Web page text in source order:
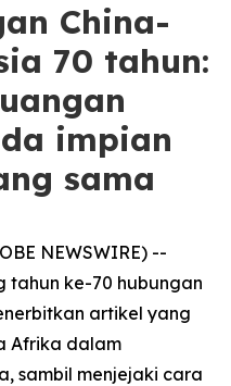
China-
70 tahun:
impian
sama
NEWSWIRE) --
tahun ke-70 hubungan
artikel yang
Afrika dalam
sambil menjejaki cara